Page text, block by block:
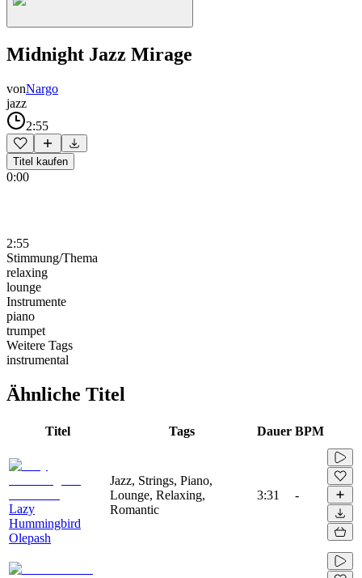
Midnight Jazz Mirage
vonNargo
jazz
2:55
Titel kaufen
0:00
2:55
Stimmung/Thema
relaxing
lounge
Instrumente
piano
trumpet
Weitere Tags
instrumental
Ähnliche Titel
Titel Tags Dauer BPM
Lazy
Hummingbird
Olepash
Jazz, Strings, Piano,
Lounge, Relaxing,
Romantic
3:31 -